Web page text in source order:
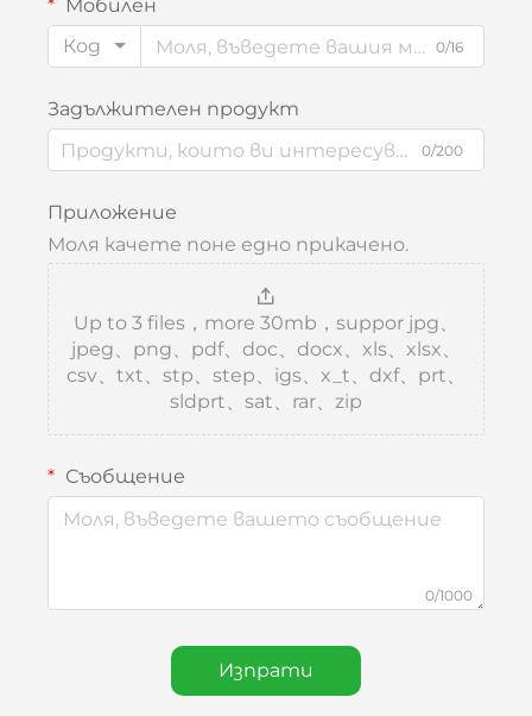
Мобилен
Код
0/16
Задължителен продукт
0/200
Приложение
Моля качете поне едно прикачено.
Up to 3 files，more 30mb，suppor jpg、
jpeg、png、pdf、doc、docx、xls、xlsx、
csv、txt、stp、step、igs、x_t、dxf、prt、
sldprt、sat、rar、zip
Съобщение
0/1000
Изпрати